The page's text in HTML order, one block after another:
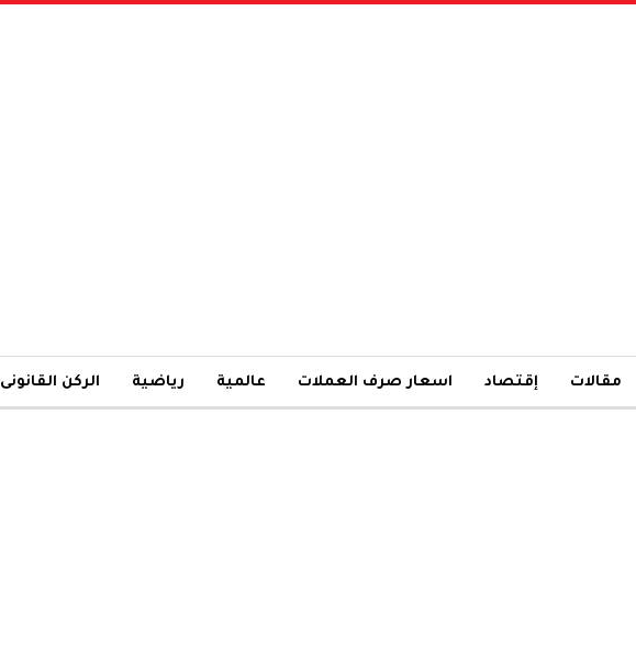
مقالات إقتصاد اسعار صرف العملات عالمية رياضية الركن القانونى